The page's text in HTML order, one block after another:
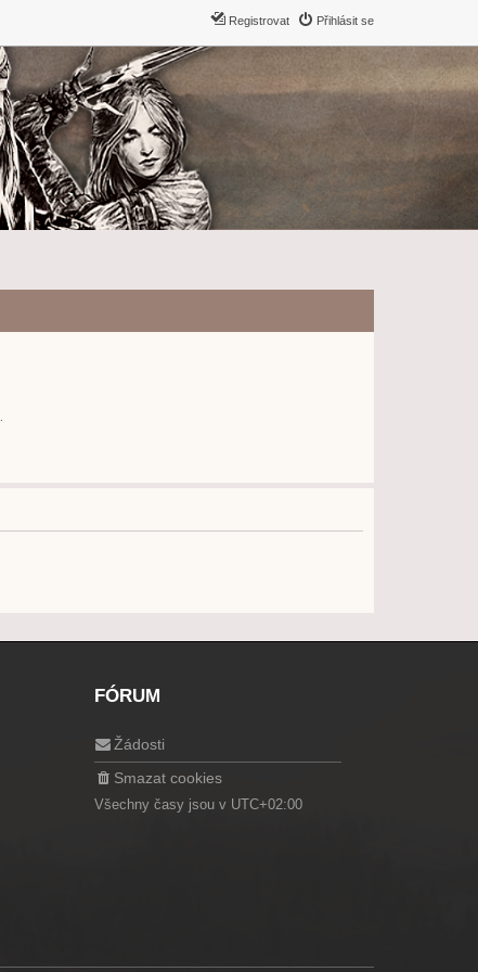
Přihlásit se
Registrovat
FÓRUM
Žádosti
Smazat cookies
Všechny časy jsou v UTC+02:00